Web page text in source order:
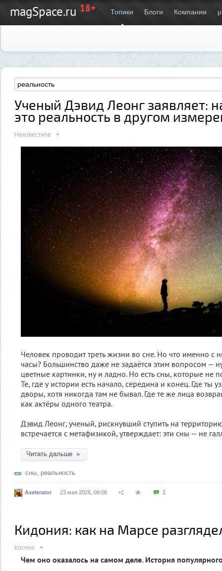
magSpace.ru 18+ Топики Блоги Компании μ
Ученый Дэвид Леонг заявляет:
это реальность в другом
Неизвестное
Человек проводит треть жизни во сне. Но что именно с
часы? Большинство даже не задаётся этим вопросом —
цветные картинки, ну и ладно. Но есть сны, которые не
Те, где у истории есть начало, середина и конец. Где ты
дворы, хотя никогда там не бывал. Где те же лица
как актёры одного театра.
Дэвид Леонг, ученый, рискнувший ступить на
встречается с метафизикой, утверждает: эти сны — не
Читать дальше »
сны реальность
Axelerator 23 мая 2026, 08:08 2
Кидония: как на Марсе
Космос
Чем оно оказалось на самом деле. История